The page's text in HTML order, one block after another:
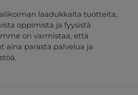
laadukkaita tuotteita,
oppimista ja fyysistä
on varmistaa, että
aina parasta palvelua ja